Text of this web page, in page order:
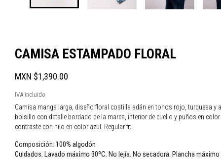
CAMISA ESTAMPADO FLORAL
MXN $1,390.00
IVA incluido
Camisa manga larga, diseño floral costilla adán en tonos rojo, turquesa y
bolsillo con detalle bordado de la marca, interior de cuello y puños en
contraste con hilo en color azul. Regular fit.
Composición: 100% algodón
Cuidados: Lavado máximo 30ºC. No lejía. No secadora. Plancha máximo